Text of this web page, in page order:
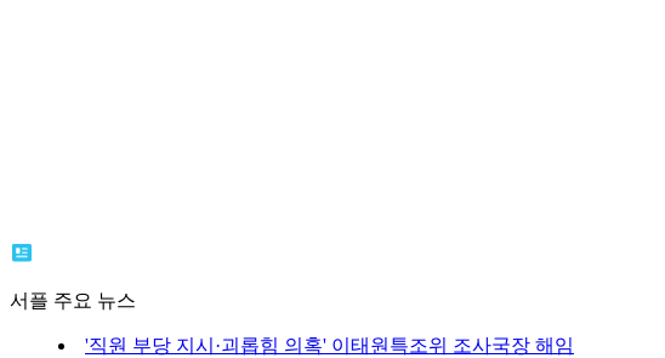
서플 주요 뉴스
'직원 부당 지시·괴롭힘 의혹' 이태원특조위 조사국장 해임